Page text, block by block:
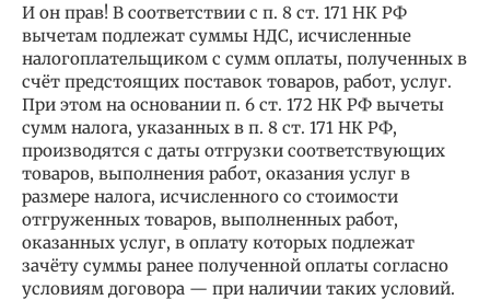
И он прав! В соответствии с п. 8 ст. 171 НК РФ
вычетам подлежат суммы НДС, исчисленные
налогоплательщиком с сумм оплаты, полученных в
счёт предстоящих поставок товаров, работ, услуг.
При этом на основании п. 6 ст. 172 НК РФ вычеты
сумм налога, указанных в п. 8 ст. 171 НК РФ,
производятся с даты отгрузки соответствующих
товаров, выполнения работ, оказания услуг в
размере налога, исчисленного со стоимости
отгруженных товаров, выполненных работ,
оказанных услуг, в оплату которых подлежат
зачёту суммы ранее полученной оплаты согласно
условиям договора — при наличии таких условий.